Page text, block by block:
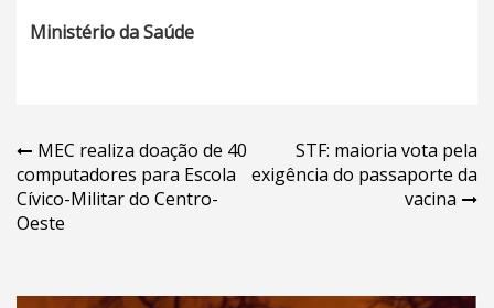
Ministério da Saúde
Navegação
de
Post
MEC realiza doação de 40
computadores para Escola
Cívico-Militar do Centro-
Oeste
STF: maioria vota pela
exigência do passaporte da
vacina